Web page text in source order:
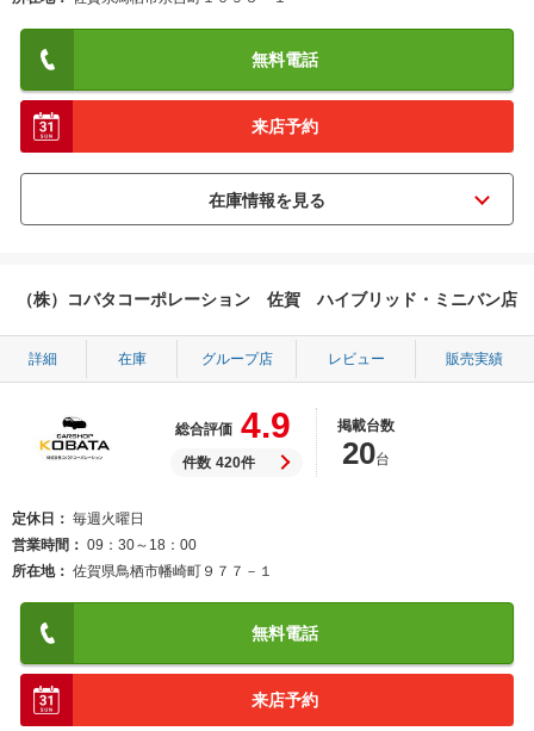
無料電話
来店予約
（株）コバタコーポレーション 佐賀 ハイブリッド・ミニバン店
詳細 在庫 グループ店 レビュー 販売実績
総合評価 4.9
件数 420件
掲載台数
20台
定休日
毎週火曜日
営業時間
09：30～18：00
所在地
佐賀県鳥栖市幡崎町９７７－１
無料電話
来店予約